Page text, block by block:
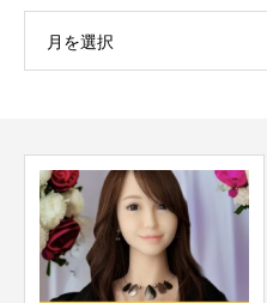
月を選択